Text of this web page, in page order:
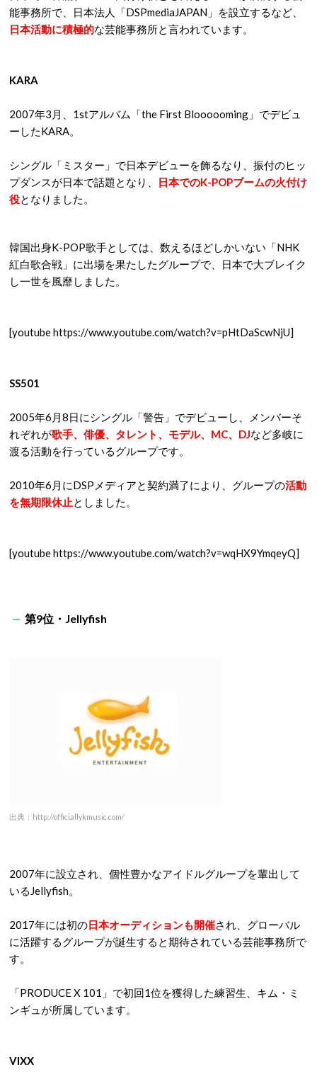
能事務所で、日本法人「DSPmediaJAPAN」を設立するなど、
日本活動に積極的な芸能事務所と言われています。
KARA
2007年3月、1stアルバム「the First Bloooooming」でデビュ
ーしたKARA。
シングル「ミスター」で日本デビューを飾るなり、振付のヒッ
プダンスが日本で話題となり、
日本でのK-POPブームの火付け
役となりました。
韓国出身K-POP歌手としては、数えるほどしかいない「NHK
紅白歌合戦」に出場を果たしたグループで、日本で大ブレイク
し一世を風靡しました。
[youtube https://www.youtube.com/watch?v=pHtDaScwNjU]
SS501
2005年6月8日にシングル「警告」でデビューし、メンバーそ
れぞれが歌手、俳優、タレント、モデル、MC、DJなど多岐に
渡る活動を行っているグループです。
2010年6月にDSPメディアと契約満了により、グループの活動
を無期限休止としました。
[youtube https://www.youtube.com/watch?v=wqHX9YmqeyQ]
第9位・Jellyfish
出典：http://officiallykmusic.com/
2007年に設立され、個性豊かなアイドルグループを輩出して
いるJellyfish。
2017年には初の日本オーディションも開催され、グローバル
に活躍するグループが誕生すると期待されている芸能事務所で
す。
「PRODUCE X 101」で初回1位を獲得した練習生、キム・ミ
ンギュが所属しています。
VIXX